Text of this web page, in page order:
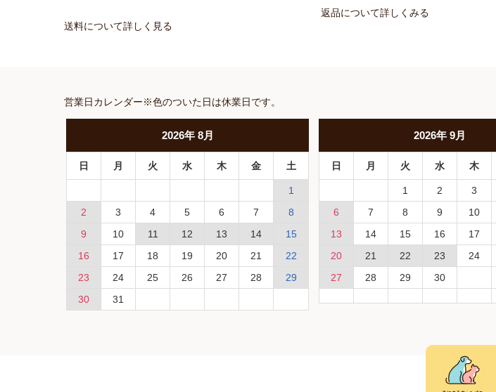
送料について詳しく見る
返品について詳しくみる
営業日カレンダー※色のついた日は休業日です。
2026年 8月
日 月 火 水 木 金 土
1
2
3 4 5 6 7
8
9
10 11 12 13 14
15
16
17 18 19 20 21
22
23
24 25 26 27 28
29
30
31
2026年9月
日 月 火 水 木
1 2
3
6
7 8 9
10
13
14 15 16
17
20
21 22 23
24
27
28 29 30